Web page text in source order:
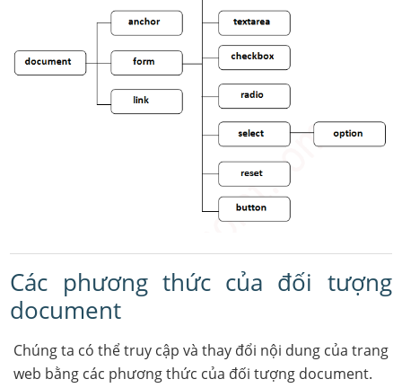
Các phương thức của đối tượng
document
Chúng ta có thể truy cập và thay đổi nội dung của trang
web bằng các phương thức của đối tượng document.